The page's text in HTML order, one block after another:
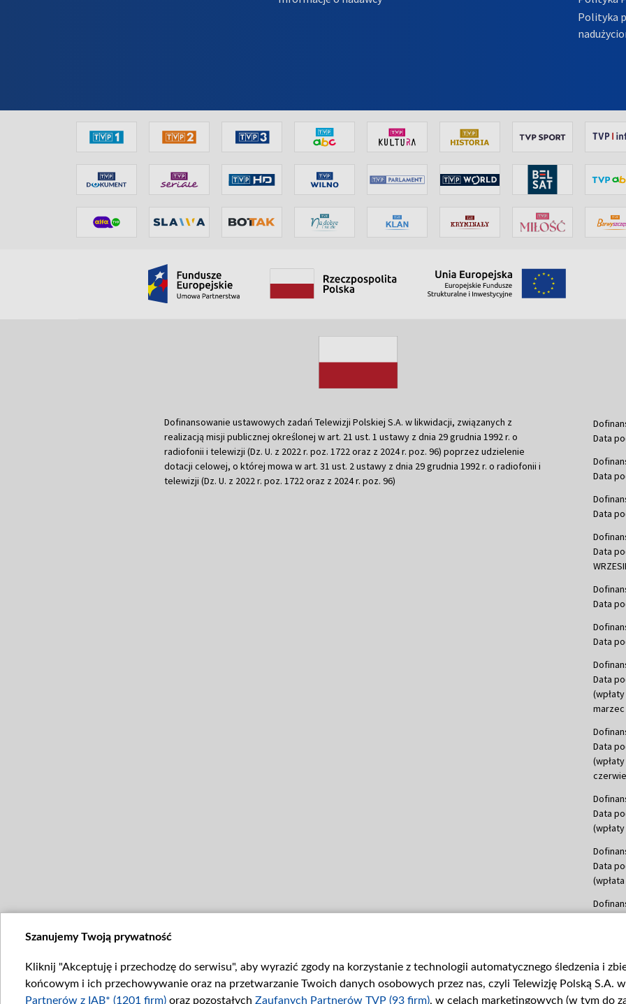
Polityka
Dofinansowanie ustawowych zadań Telewizji Polskiej S.A. w likwidacji, związanych z
realizacją misji publicznej określonej w art. 21 ust. 1 ustawy z dnia 29 grudnia 1992 r. o
radiofonii i telewizji (Dz. U. z 2022 r. poz. 1722 oraz z 2024 r. poz. 96) poprzez udzielenie
dotacji celowej, o której mowa w art. 31 ust. 2 ustawy z dnia 29 grudnia 1992 r. o radiofonii i
telewizji (Dz. U. z 2022 r. poz. 1722 oraz z 2024 r. poz. 96)
Data
Data
Data
Data
Data
Data
Data
marzec
Data
Data
Data
Data
Szanujemy Twoją prywatność
Kliknij "Akceptuję i przechodzę do serwisu", aby wyrazić zgody na korzystanie z technologii automatycznego śledzenia i
końcowym i ich przechowywanie oraz na przetwarzanie Twoich danych osobowych przez nas, czyli Telewizję Polską S.A.
Partnerów z IAB* (1201 firm) oraz pozostałych Zaufanych Partnerów TVP (93 firm), w celach marketingowych (w tym do